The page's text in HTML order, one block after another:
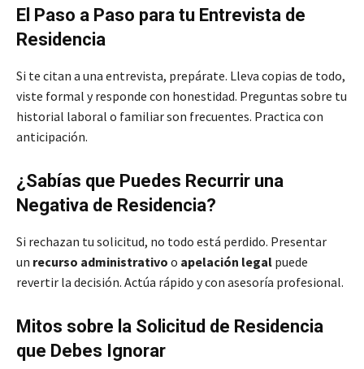
El Paso a Paso para tu Entrevista de
Residencia
Si te citan a una entrevista, prepárate. Lleva copias de todo,
viste formal y responde con honestidad. Preguntas sobre tu
historial laboral o familiar son frecuentes. Practica con
anticipación.
¿Sabías que Puedes Recurrir una
Negativa de Residencia?
Si rechazan tu solicitud, no todo está perdido. Presentar
un recurso administrativo o apelación legal puede
revertir la decisión. Actúa rápido y con asesoría profesional.
Mitos sobre la Solicitud de Residencia
que Debes Ignorar